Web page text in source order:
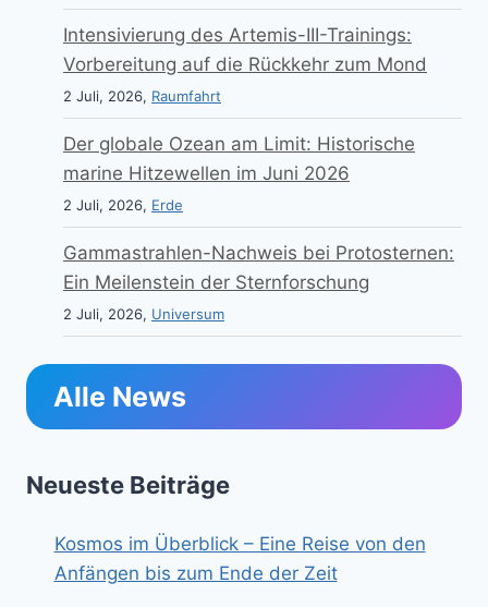
Intensivierung des Artemis-III-Trainings:
Vorbereitung auf die Rückkehr zum Mond
2 Juli, 2026, Raumfahrt
Der globale Ozean am Limit: Historische
marine Hitzewellen im Juni 2026
2 Juli, 2026, Erde
Gammastrahlen-Nachweis bei Protosternen:
Ein Meilenstein der Sternforschung
2 Juli, 2026, Universum
Alle News
Neueste Beiträge
Kosmos im Überblick – Eine Reise von den
Anfängen bis zum Ende der Zeit